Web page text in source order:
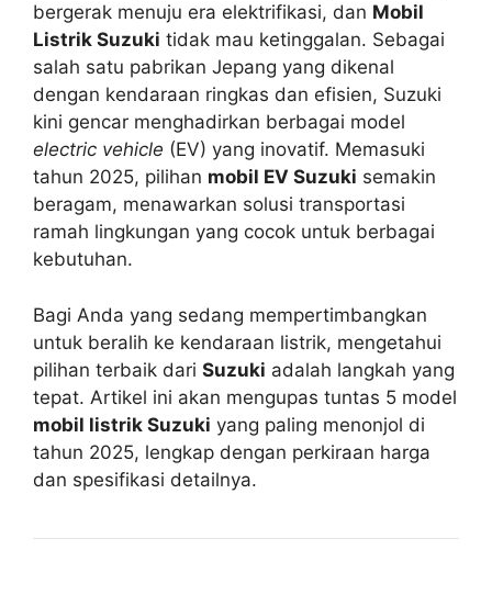
bergerak menuju era elektrifikasi, dan Mobil
Listrik Suzuki tidak mau ketinggalan. Sebagai
salah satu pabrikan Jepang yang dikenal
dengan kendaraan ringkas dan efisien, Suzuki
kini gencar menghadirkan berbagai model
electric vehicle (EV) yang inovatif. Memasuki
tahun 2025, pilihan mobil EV Suzuki semakin
beragam, menawarkan solusi transportasi
ramah lingkungan yang cocok untuk berbagai
kebutuhan.
Bagi Anda yang sedang mempertimbangkan
untuk beralih ke kendaraan listrik, mengetahui
pilihan terbaik dari Suzuki adalah langkah yang
tepat. Artikel ini akan mengupas tuntas 5 model
mobil listrik Suzuki yang paling menonjol di
tahun 2025, lengkap dengan perkiraan harga
dan spesifikasi detailnya.